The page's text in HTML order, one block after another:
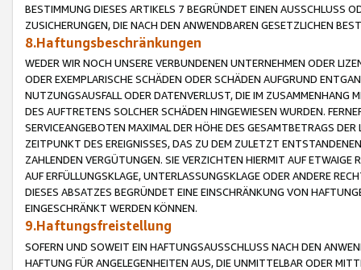
BESTIMMUNG DIESES ARTIKELS 7 BEGRÜNDET EINEN AUSSCHLUSS
ZUSICHERUNGEN, DIE NACH DEN ANWENDBAREN GESETZLICHEN
8.Haftungsbeschränkungen
WEDER WIR NOCH UNSERE VERBUNDENEN UNTERNEHMEN ODER
ODER EXEMPLARISCHE SCHÄDEN ODER SCHÄDEN AUFGRUND
NUTZUNGSAUSFALL ODER DATENVERLUST, DIE IM ZUSAMMENHANG
DES AUFTRETENS SOLCHER SCHÄDEN HINGEWIESEN WURDEN.
SERVICEANGEBOTEN MAXIMAL DER HÖHE DES GESAMTBETRAGS
ZEITPUNKT DES EREIGNISSES, DAS ZU DEM ZULETZT
ZAHLENDEN VERGÜTUNGEN. SIE VERZICHTEN HIERMIT AUF
AUF ERFÜLLUNGSKLAGE, UNTERLASSUNGSKLAGE ODER ANDERE
DIESES ABSATZES BEGRÜNDET EINE EINSCHRÄNKUNG VON
EINGESCHRÄNKT WERDEN KÖNNEN.
9.Haftungsfreistellung
SOFERN UND SOWEIT EIN HAFTUNGSAUSSCHLUSS NACH DEN
HAFTUNG FÜR ANGELEGENHEITEN AUS, DIE UNMITTELBAR ODER